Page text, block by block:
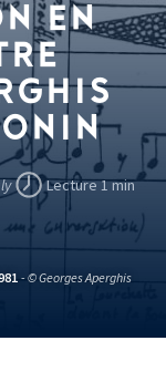
EN
Lecture 1 min
- © Georges Aperghis